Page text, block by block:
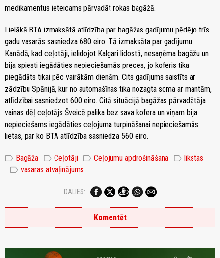
medikamentus ieteicams pārvadāt rokas bagāžā.
Lielākā BTA izmaksātā atlīdzība par bagāžas gadījumu pēdējo trīs
gadu vasarās sasniedza 680 eiro. Tā izmaksāta par gadījumu
Kanādā, kad ceļotāji, ielidojot Kalgari lidostā, nesaņēma bagāžu un
bija spiesti iegādāties nepieciešamās preces, jo koferis tika
piegādāts tikai pēc vairākām dienām. Cits gadījums saistīts ar
zādzību Spānijā, kur no automašīnas tika nozagta soma ar mantām,
atlīdzībai sasniedzot 600 eiro. Citā situācijā bagāžas pārvadātāja
vainas dēļ ceļotājs Šveicē palika bez sava kofera un viņam bija
nepieciešams iegādāties ceļojuma turpināšanai nepieciešamās
lietas, par ko BTA atlīdzība sasniedza 560 eiro.
label Bagāža label Ceļotāji label Ceļojumu apdrošināšana label likstas
label vasaras atvaļinājums
DALIES:
Komentēt